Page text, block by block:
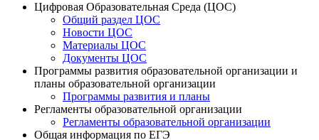
Цифровая Образовательная Среда (ЦОС)
Общий раздел ЦОС
Новости ЦОС
Материалы ЦОС
Документы ЦОС
Программы развития образовательной организации и
планы образовательной организации
Программы развития и планы
Регламенты образовательной организации
Регламенты образовательной организации
Общая информация по ЕГЭ